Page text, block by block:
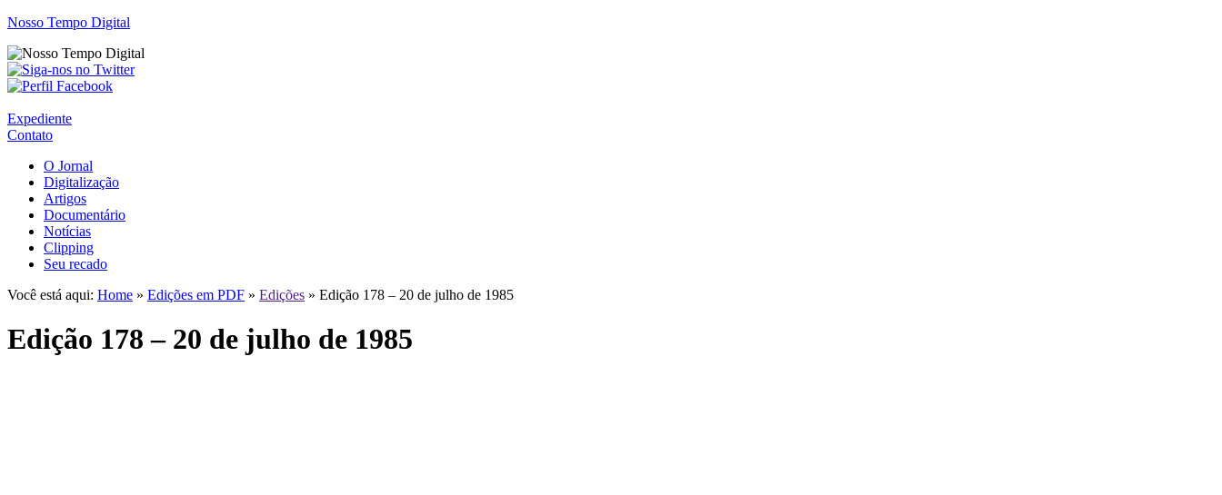
Nosso Tempo Digital
Expediente
Contato
O Jornal
Digitalização
Artigos
Documentário
Notícias
Clipping
Seu recado
Você está aqui: Home » Edições em PDF » Edições » Edição 178 – 20 de julho de 1985
Edição 178 – 20 de julho de 1985